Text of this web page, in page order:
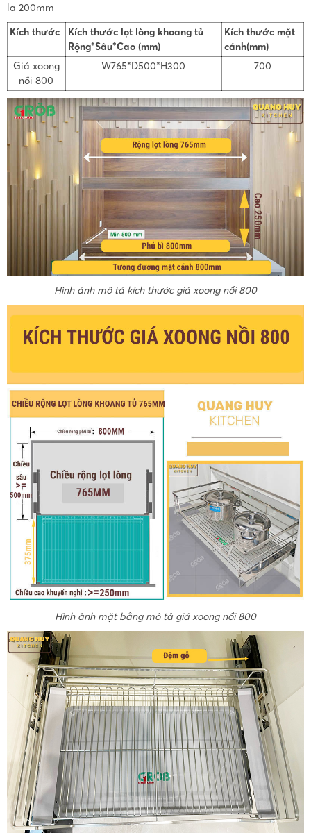
la 200mm
Kích thước
Kích thước lọt lòng khoang tủ
Rộng*Sâu*Cao (mm)
Kích thước mặt
cánh(mm)
Giá xoong
nồi 800
W765*D500*H300 700
Hình ảnh mô tả kích thước giá xoong nồi 800
Hình ảnh mặt bằng mô tả giá xoong nồi 800